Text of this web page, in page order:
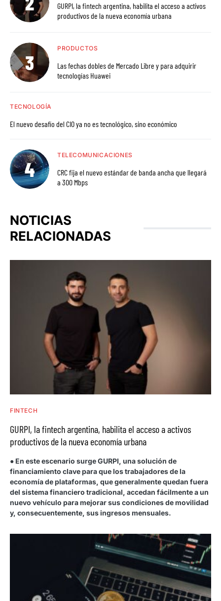
GURPI, la fintech argentina, habilita el acceso a activos
productivos de la nueva economía urbana
PRODUCTOS
Las fechas dobles de Mercado Libre y para adquirir
tecnologías Huawei
TECNOLOGÍA
El nuevo desafío del CIO ya no es tecnológico, sino económico
TELECOMUNICACIONES
CRC fija el nuevo estándar de banda ancha que llegará
a 300 Mbps
NOTICIAS
RELACIONADAS
FINTECH
GURPI, la fintech argentina, habilita el acceso a activos
productivos de la nueva economía urbana
● En este escenario surge GURPI, una solución de
financiamiento clave para que los trabajadores de la
economía de plataformas, que generalmente quedan fuera
del sistema financiero tradicional, accedan fácilmente a un
nuevo vehículo para mejorar sus condiciones de movilidad
y, consecuentemente, sus ingresos mensuales.